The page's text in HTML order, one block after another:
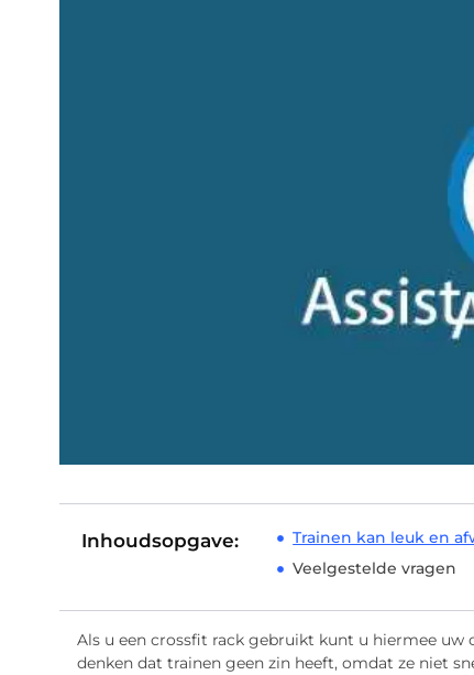
Inhoudsopgave:
Trainen kan leuk en
Veelgestelde vragen
Als u een crossfit rack gebruikt kunt u hiermee uw
denken dat trainen geen zin heeft, omdat ze niet